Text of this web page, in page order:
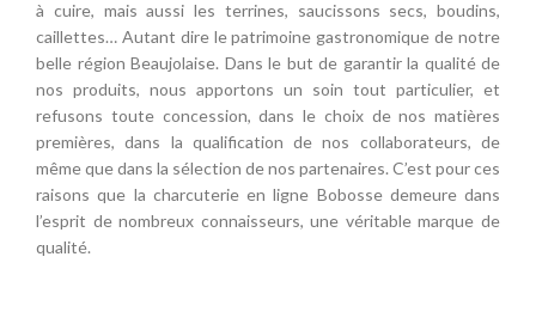
à cuire, mais aussi les terrines, saucissons secs, boudins,
caillettes… Autant dire le patrimoine gastronomique de notre
belle région Beaujolaise. Dans le but de garantir la qualité de
nos produits, nous apportons un soin tout particulier, et
refusons toute concession, dans le choix de nos matières
premières, dans la qualification de nos collaborateurs, de
même que dans la sélection de nos partenaires. C’est pour ces
raisons que la charcuterie en ligne Bobosse demeure dans
l’esprit de nombreux connaisseurs, une véritable marque de
qualité.